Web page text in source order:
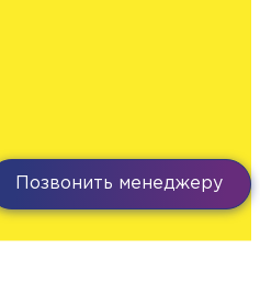
Позвонить менеджеру